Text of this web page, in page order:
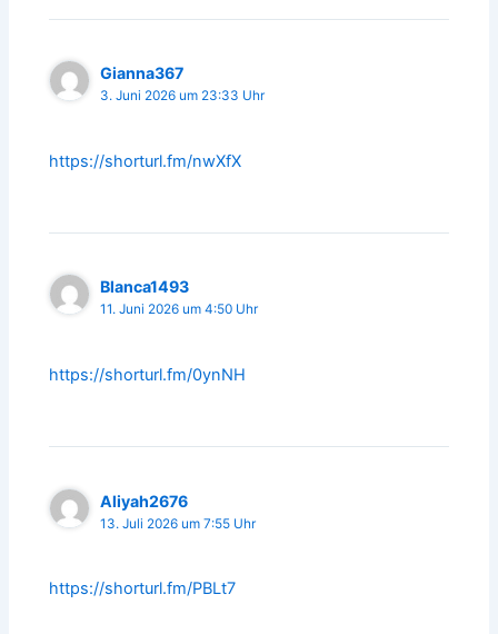
Gianna367
3. Juni 2026 um 23:33 Uhr
https://shorturl.fm/nwXfX
Blanca1493
11. Juni 2026 um 4:50 Uhr
https://shorturl.fm/0ynNH
Aliyah2676
13. Juli 2026 um 7:55 Uhr
https://shorturl.fm/PBLt7